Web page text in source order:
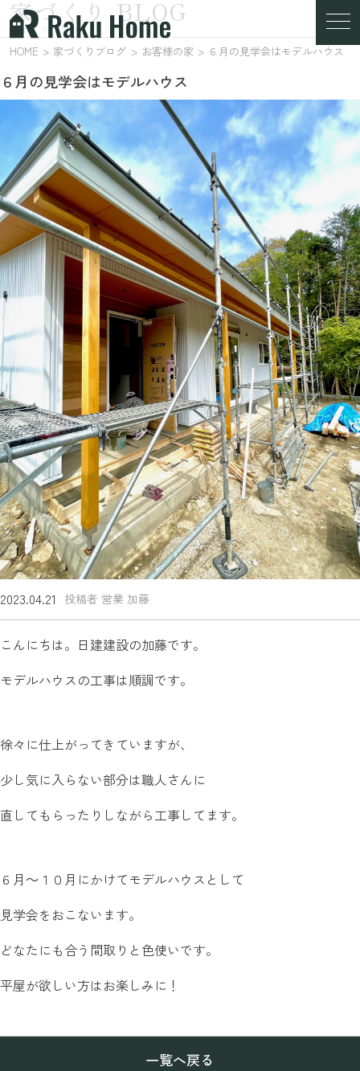
家づくりブログ
家づくり BLOG
HOME 家づくりブログ お客様の家 ６月の見学会はモデルハウス
６月の見学会はモデルハウス
2023.04.21 投稿者 営業 加藤
こんにちは。日建建設の加藤です。
モデルハウスの工事は順調です。
徐々に仕上がってきていますが、
少し気に入らない部分は職人さんに
直してもらったりしながら工事してます。
６月～１０月にかけてモデルハウスとして
見学会をおこないます。
どなたにも合う間取りと色使いです。
平屋が欲しい方はお楽しみに！
一覧へ戻る